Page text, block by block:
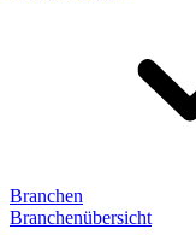
Branchen
Branchenübersicht